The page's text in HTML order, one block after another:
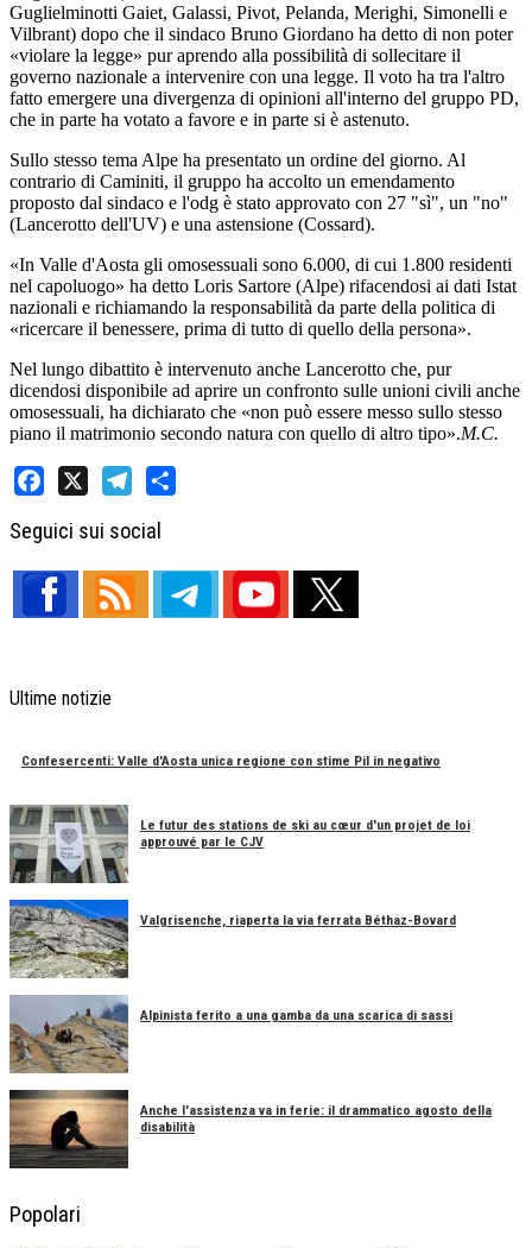
Guglielminotti Gaiet, Galassi, Pivot, Pelanda, Merighi, Simonelli e
Vilbrant) dopo che il sindaco Bruno Giordano ha detto di non poter
«violare la legge» pur aprendo alla possibilità di sollecitare il
governo nazionale a intervenire con una legge. Il voto ha tra l'altro
fatto emergere una divergenza di opinioni all'interno del gruppo PD,
che in parte ha votato a favore e in parte si è astenuto.
Sullo stesso tema Alpe ha presentato un ordine del giorno. Al
contrario di Caminiti, il gruppo ha accolto un emendamento
proposto dal sindaco e l'odg è stato approvato con 27 "sì", un "no"
(Lancerotto dell'UV) e una astensione (Cossard).
«In Valle d'Aosta gli omosessuali sono 6.000, di cui 1.800 residenti
nel capoluogo» ha detto Loris Sartore (Alpe) rifacendosi ai dati Istat
nazionali e richiamando la responsabilità da parte della politica di
«ricercare il benessere, prima di tutto di quello della persona».
Nel lungo dibattito è intervenuto anche Lancerotto che, pur
dicendosi disponibile ad aprire un confronto sulle unioni civili anche
omosessuali, ha dichiarato che «non può essere messo sullo stesso
piano il matrimonio secondo natura con quello di altro tipo».M.C.
Seguici sui social
Ultime notizie
Confesercenti: Valle d'Aosta unica regione con stime Pil in negativo
Le futur des stations de ski au cœur d'un projet de loi
approuvé par le CJV
Valgrisenche, riaperta la via ferrata Béthaz-Bovard
Alpinista ferito a una gamba da una scarica di sassi
Anche l'assistenza va in ferie: il drammatico agosto della
disabilità
Popolari